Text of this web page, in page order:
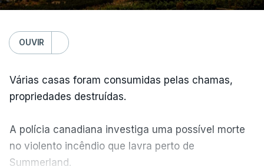
OUVIR
Várias casas foram consumidas pelas chamas,
propriedades destruídas.
A polícia canadiana investiga uma possível morte
no violento incêndio que lavra perto de
Summerland.